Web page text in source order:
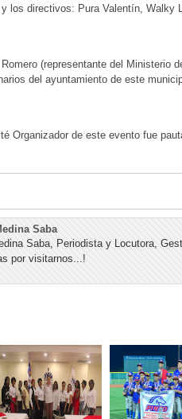
los directivos: Pura Valentín, Walky
(representante del Ministerio
del ayuntamiento de este
Organizador de este evento fue
Saba
Saba, Periodista y Locutora,
por visitarnos...!